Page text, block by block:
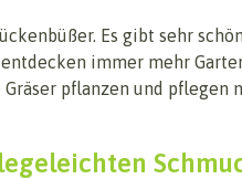
Es gibt sehr
immer mehr
Gräser pflanzen und pflegen